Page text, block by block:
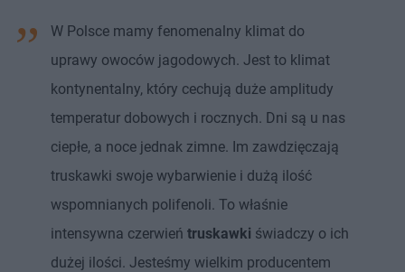
W Polsce mamy fenomenalny klimat do
uprawy owoców jagodowych. Jest to klimat
kontynentalny, który cechują duże amplitudy
temperatur dobowych i rocznych. Dni są u nas
ciepłe, a noce jednak zimne. Im zawdzięczają
truskawki swoje wybarwienie i dużą ilość
wspomnianych polifenoli. To właśnie
intensywna czerwień truskawki świadczy o ich
dużej ilości. Jesteśmy wielkim producentem